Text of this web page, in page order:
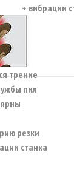
+ вибрации
трение
пил
резки
станка